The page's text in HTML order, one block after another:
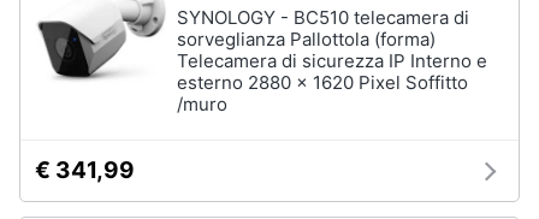
SYNOLOGY - BC510 telecamera di
sorveglianza Pallottola (forma)
Telecamera di sicurezza IP Interno e
esterno 2880 x 1620 Pixel Soffitto
/muro
€ 341,99